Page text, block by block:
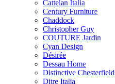
Cattelan Italia
Century Furniture
Chaddock
Christopher Guy
COUTURE Jardin
Cyan Design
Désirée
Dessau Home
Distinctive
Ditre Italia